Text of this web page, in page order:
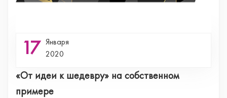
17 Января
2020
«От идеи к шедевру» на собственном
примере